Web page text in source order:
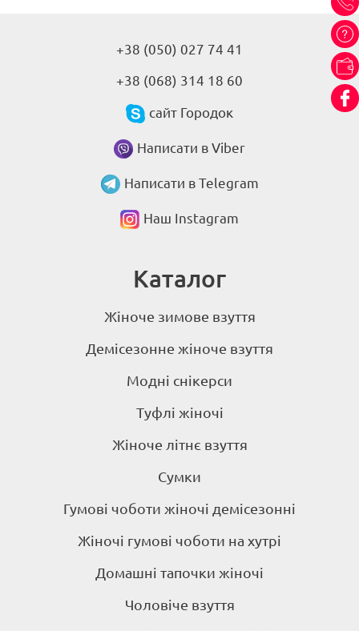
+38 (050) 027 74 41
+38 (068) 314 18 60
сайт Городок
Написати в Viber
Написати в Telegram
Наш Instagram
Каталог
Жіноче зимове взуття
Демісезонне жіноче взуття
Модні снікерси
Туфлі жіночі
Жіноче літнє взуття
Сумки
Гумові чоботи жіночі демісезонні
Жіночі гумові чоботи на хутрі
Домашні тапочки жіночі
Чоловіче взуття